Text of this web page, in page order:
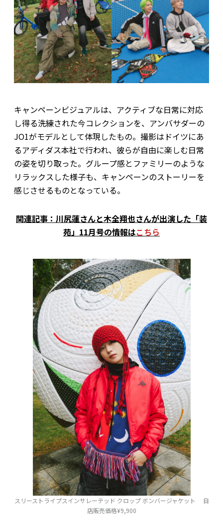
キャンペーンビジュアルは、アクティブな日常に対応
し得る洗練された今コレクションを、アンバサダーの
JO1がモデルとして体現したもの。撮影はドイツにあ
るアディダス本社で行われ、彼らが自由に楽しむ日常
の姿を切り取った。グループ感とファミリーのような
リラックスした様子も、キャンペーンのストーリーを
感じさせるものとなっている。
関連記事：川尻蓮さんと木全翔也さんが出演した「装
苑」11月号の情報はこちら
スリーストライプスインサレーテッド クロップ ボンバージャケット 自
店販売価格¥9,900